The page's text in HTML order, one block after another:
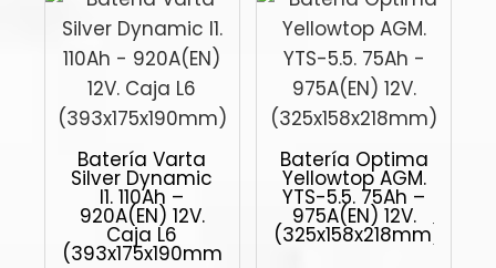
Batería Varta
Silver Dynamic
I1. 110Ah –
920A(EN) 12V.
Caja L6
(393x175x190mm)
Batería Optima
Yellowtop AGM.
YTS-5.5. 75Ah –
975A(EN) 12V.
(325x158x218mm)